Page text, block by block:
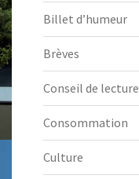
Billet d’humeur
Brèves
Conseil de lecture
Consommation
Culture